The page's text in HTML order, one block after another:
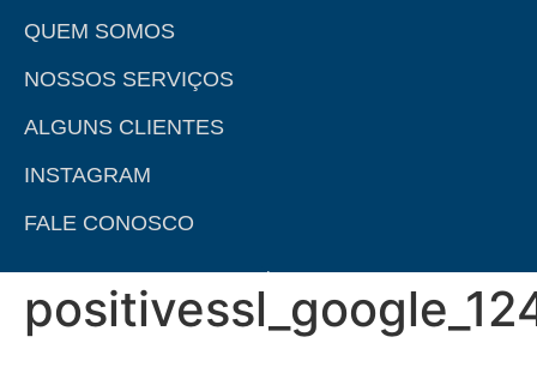
QUEM SOMOS
NOSSOS SERVIÇOS
ALGUNS CLIENTES
INSTAGRAM
FALE CONOSCO